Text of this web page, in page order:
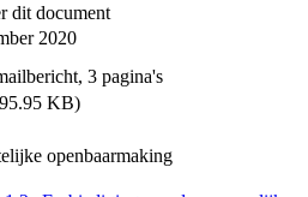
dit document
2020
3 pagina's
KB)
openbaarmaking